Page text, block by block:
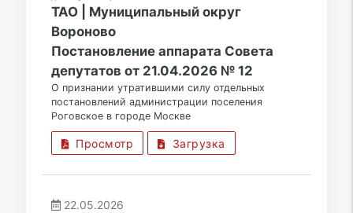
ТАО | Муниципальный округ
Вороново
Постановление аппарата Совета
депутатов от 21.04.2026 № 12
О признании утратившими силу отдельных
постановлений администрации поселения
Роговское в городе Москве
Просмотр Загрузка
22.05.2026